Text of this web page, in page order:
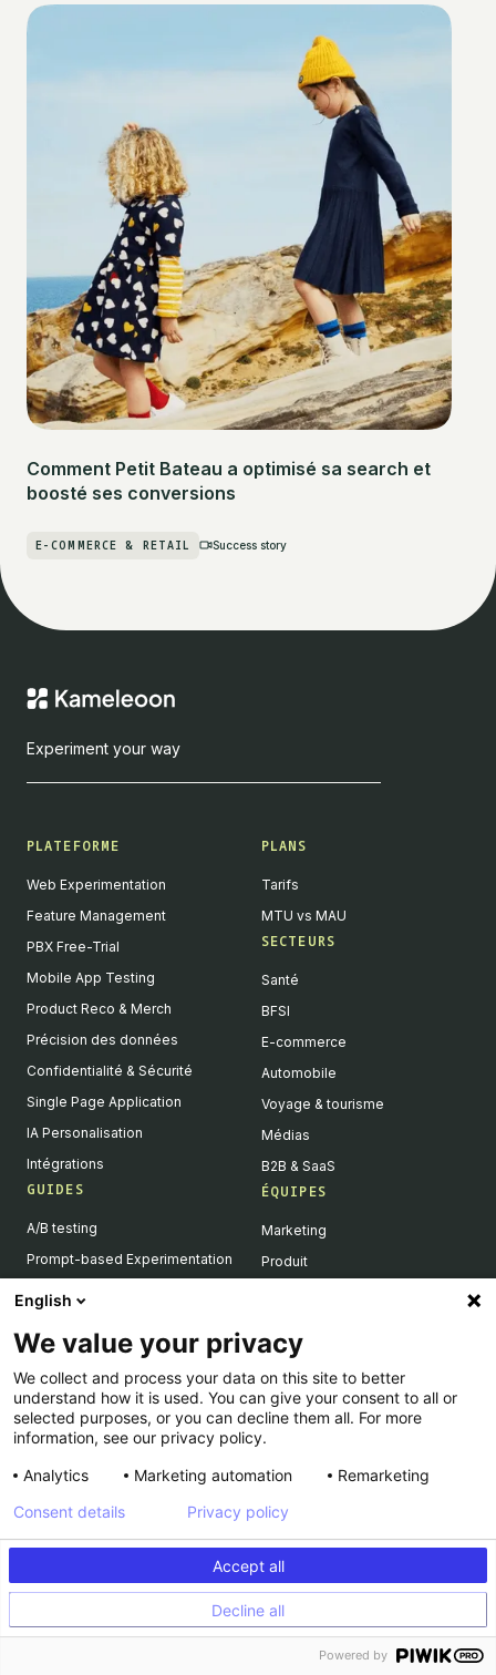
Comment Petit Bateau a optimisé sa search et
boosté ses conversions
E-COMMERCE & RETAIL Success story
Experiment your way
PLATEFORME
Web Experimentation
Feature Management
PBX Free-Trial
Mobile App Testing
Product Reco & Merch
Précision des données
Confidentialité & Sécurité
Single Page Application
IA Personalisation
Intégrations
GUIDES
A/B testing
Prompt-based Experimentation
Feature Experimentation
L'IA & l'A/B testing
Client-Side vs Server-Side
PLANS
Tarifs
MTU vs MAU
SECTEURS
Santé
BFSI
E-commerce
Automobile
Voyage & tourisme
Médias
B2B & SaaS
ÉQUIPES
Marketing
Produit
RESSOURCES
Success Stories
Academy
Dev Docs
ENTREPRISE
À propos
Carrière
Nous contacter
Support
INFORMATIONS LÉGALES
English
We value your privacy
We collect and process your data on this site to better
understand how it is used. You can give your consent to all or
selected purposes, or you can decline them all. For more
information, see our privacy policy.
Analytics
Marketing automation Remarketing
Accept all
Decline all
Consent details Privacy policy
Powered by